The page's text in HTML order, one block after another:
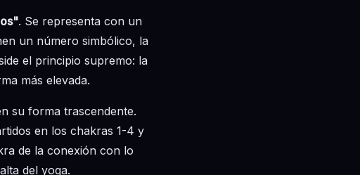
. Se representa con un
un número simbólico, la
el principio supremo: la
más elevada.
su forma trascendente.
en los chakras 1-4 y
de la conexión con lo
del yoga.